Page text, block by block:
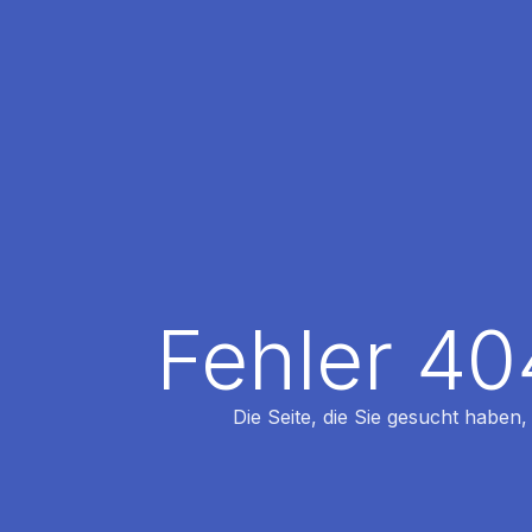
Fehler
Die Seite, die Sie gesucht